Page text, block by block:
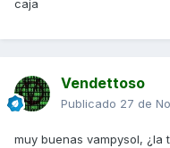
caja
Vendettoso
Publicado 27 de
muy buenas vampysol, ¿la